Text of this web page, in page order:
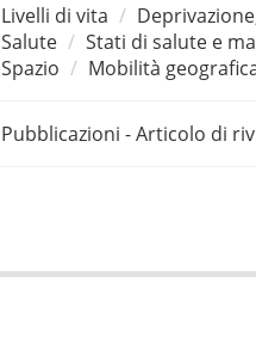
Livelli di vita
Salute
Stati di salute e
Spazio
Mobilità
Pubblicazioni - Articolo di